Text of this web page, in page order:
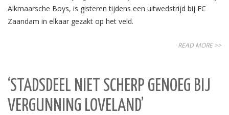
Alkmaarsche Boys, is gisteren tijdens een uitwedstrijd bij FC
Zaandam in elkaar gezakt op het veld.
READ MORE >>
‘STADSDEEL NIET SCHERP GENOEG BIJ
VERGUNNING LOVELAND’